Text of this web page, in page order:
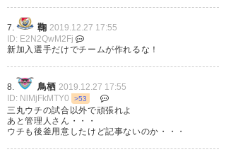
https://t.co/sp1TgoQYR1
— 黄色のイエロー︎︎︎︎★
(kiironoyellow_)2019, 12月 27
呉屋と三丸も来たやん。ねぇ加
7. 鞠 2019.12.27 17:55
ID: E2N2QwM2Fj
新加入選手だけでチームが作れるな！
8. 鳥栖 2019.12.27 17:55
ID: NlMjFkMTY0
>53
三丸ウチの試合以外で頑張れよ
あと管理人さん・・・
ウチも後釜用意したけど記事ないのか・・・